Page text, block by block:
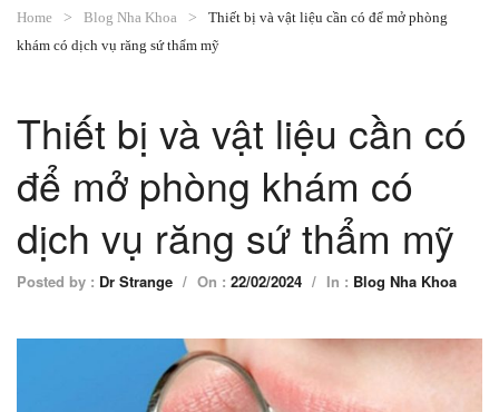
Home Blog Nha Khoa
Thiết bị và vật liệu cần có để mở phòng
khám có dịch vụ răng sứ thẩm mỹ
Thiết bị và vật liệu cần có
để mở phòng khám có
dịch vụ răng sứ thẩm mỹ
Posted by : Dr Strange / On : 22/02/2024 / In : Blog Nha Khoa